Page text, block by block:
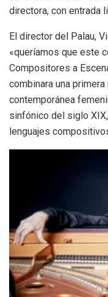
directora, con entrada
El director del Palau,
«queríamos que este
Compositores a
combinara una
contemporánea
sinfónico del siglo
lenguajes